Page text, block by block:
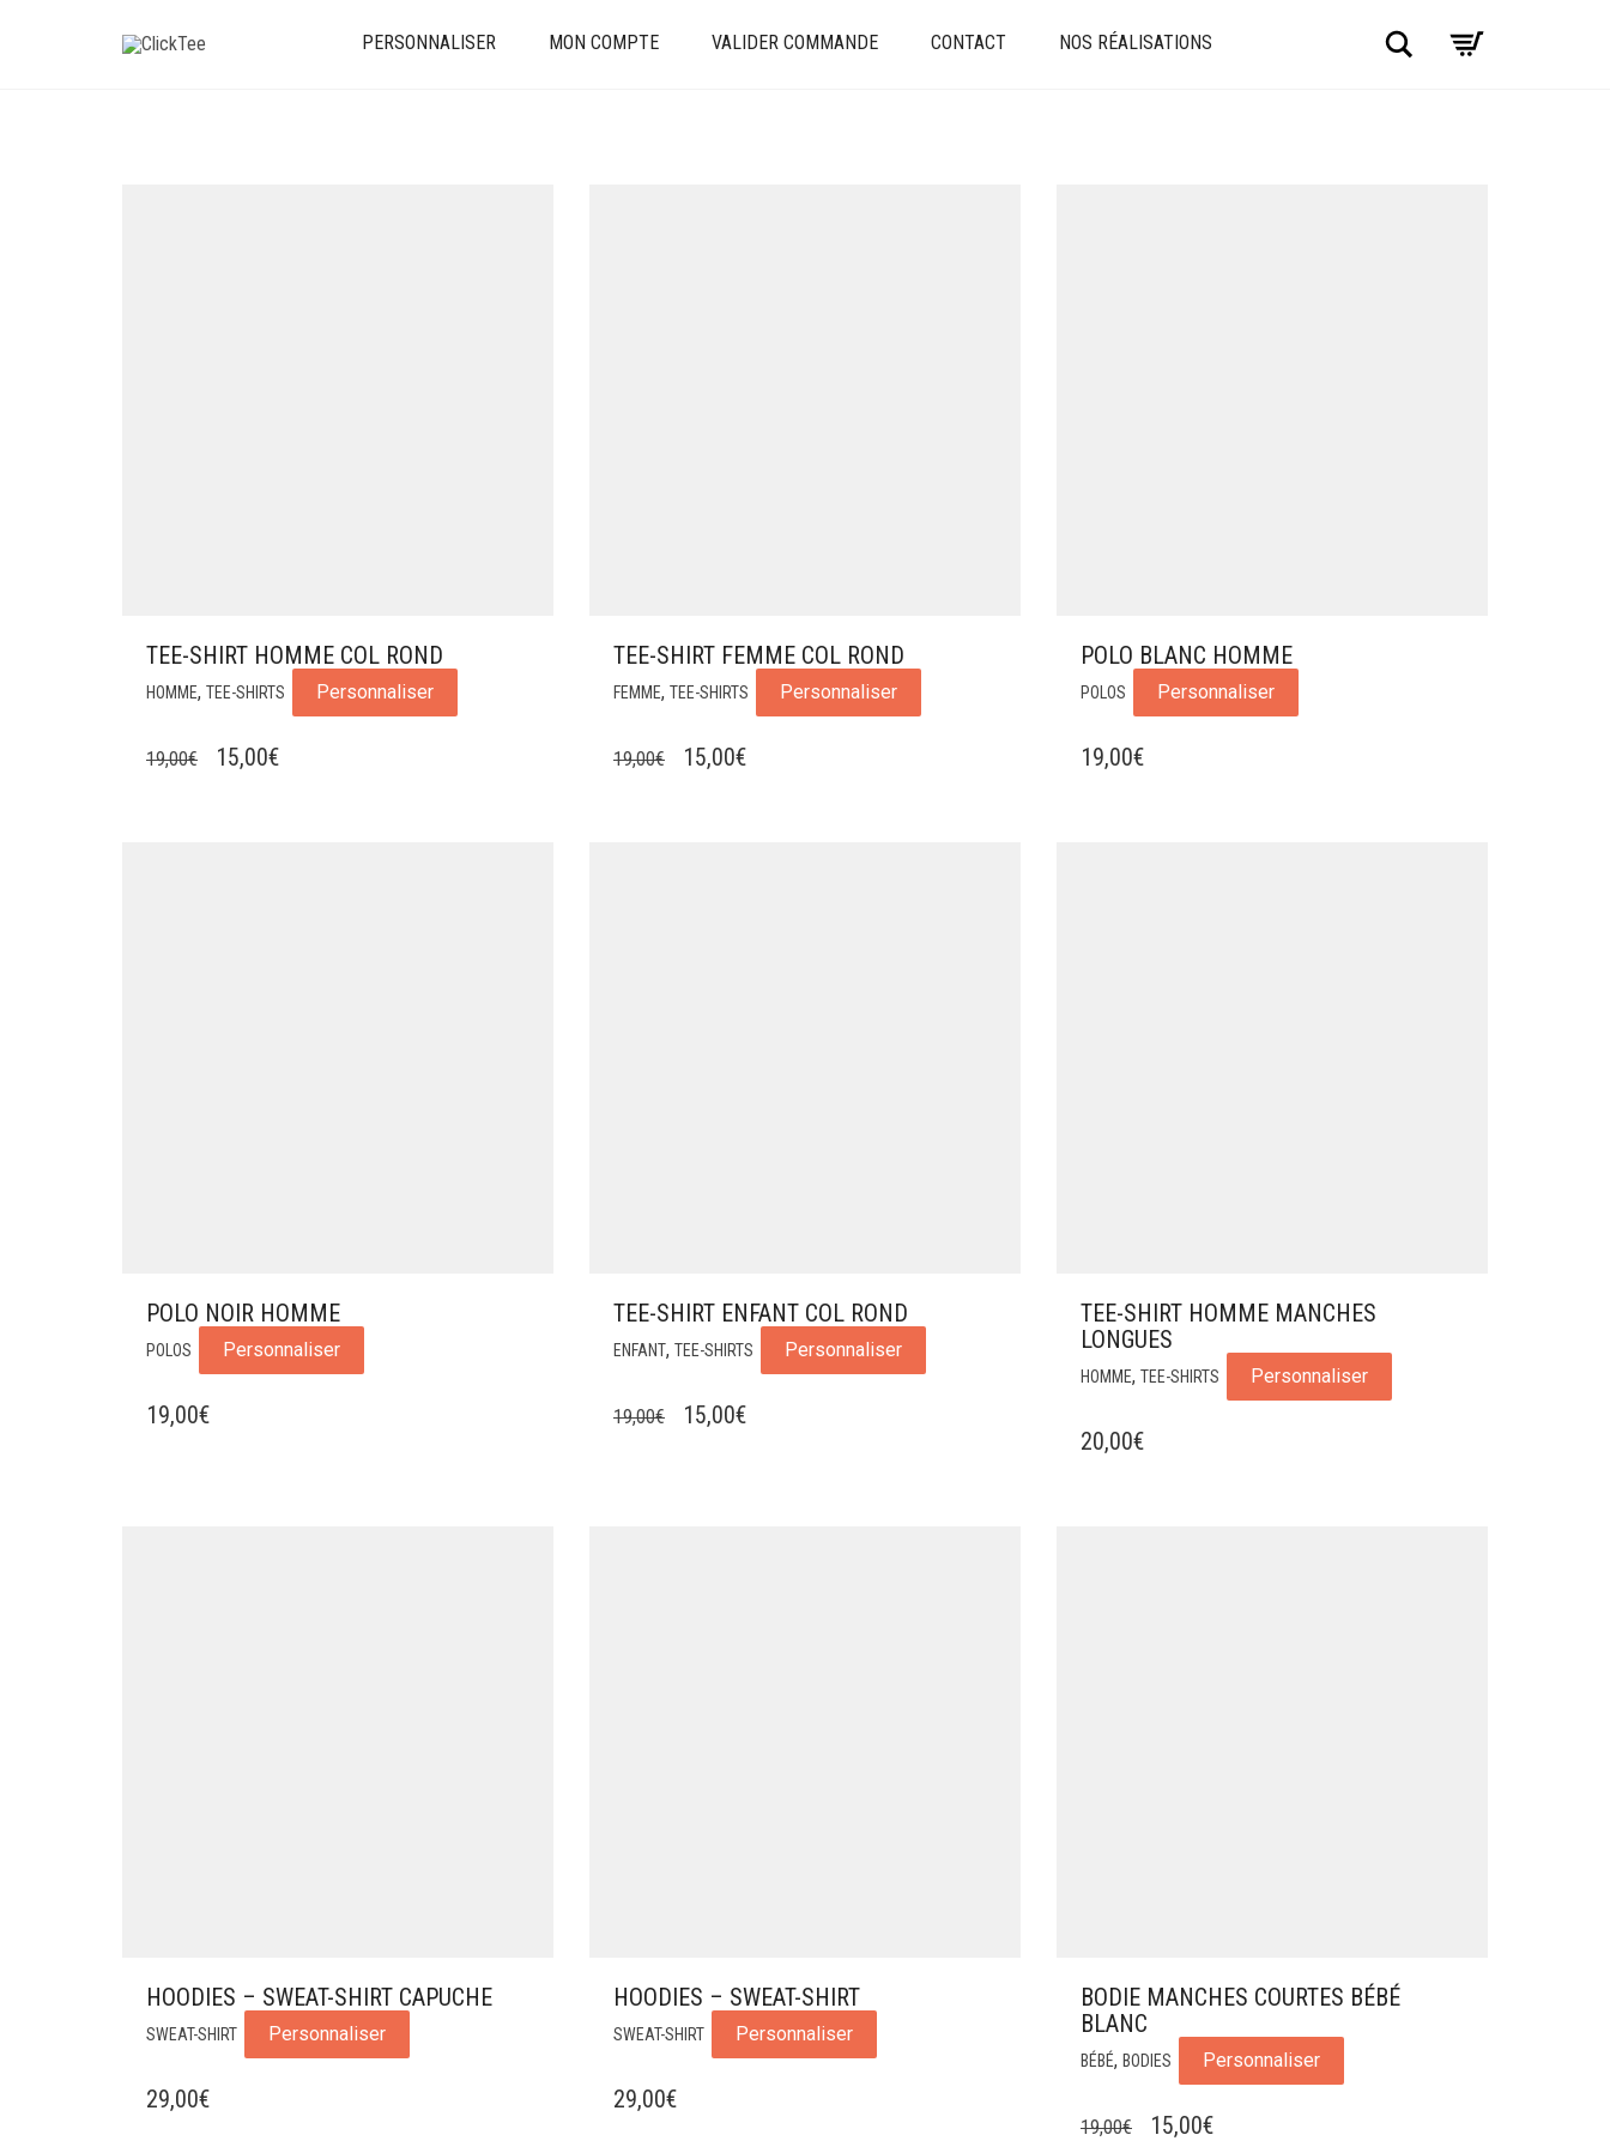
PERSONNALISER MON COMPTE VALIDER COMMANDE CONTACT NOS RÉALISATIONS Chercher
TEE-SHIRT HOMME COL ROND
HOMME, TEE-SHIRTS Personnaliser
19,00€
LE
15,00€LE
TEE-SHIRT FEMME COL ROND
FEMME, TEE-SHIRTS Personnaliser
19,00€
LE
15,00€LE
POLO BLANC HOMME
POLOS Personnaliser
19,00€
POLO NOIR HOMME
POLOS Personnaliser
19,00€
TEE-SHIRT ENFANT COL ROND
ENFANT, TEE-SHIRTS Personnaliser
19,00€
LE
15,00€LE
TEE-SHIRT HOMME MANCHES
LONGUES
HOMME, TEE-SHIRTS Personnaliser
20,00€
HOODIES – SWEAT-SHIRT CAPUCHE
SWEAT-SHIRT Personnaliser
29,00€
HOODIES – SWEAT-SHIRT
SWEAT-SHIRT Personnaliser
29,00€
BODIE MANCHES COURTES BÉBÉ
BLANC
BÉBÉ, BODIES Personnaliser
19,00€
LE
15,00€LE